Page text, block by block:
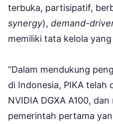
terbuka, partisipatif,
synergy), demand-
memiliki tata kelola
“Dalam mendukung
di Indonesia, PIKA telah
NVIDIA DGXA A100,
pemerintah pertama